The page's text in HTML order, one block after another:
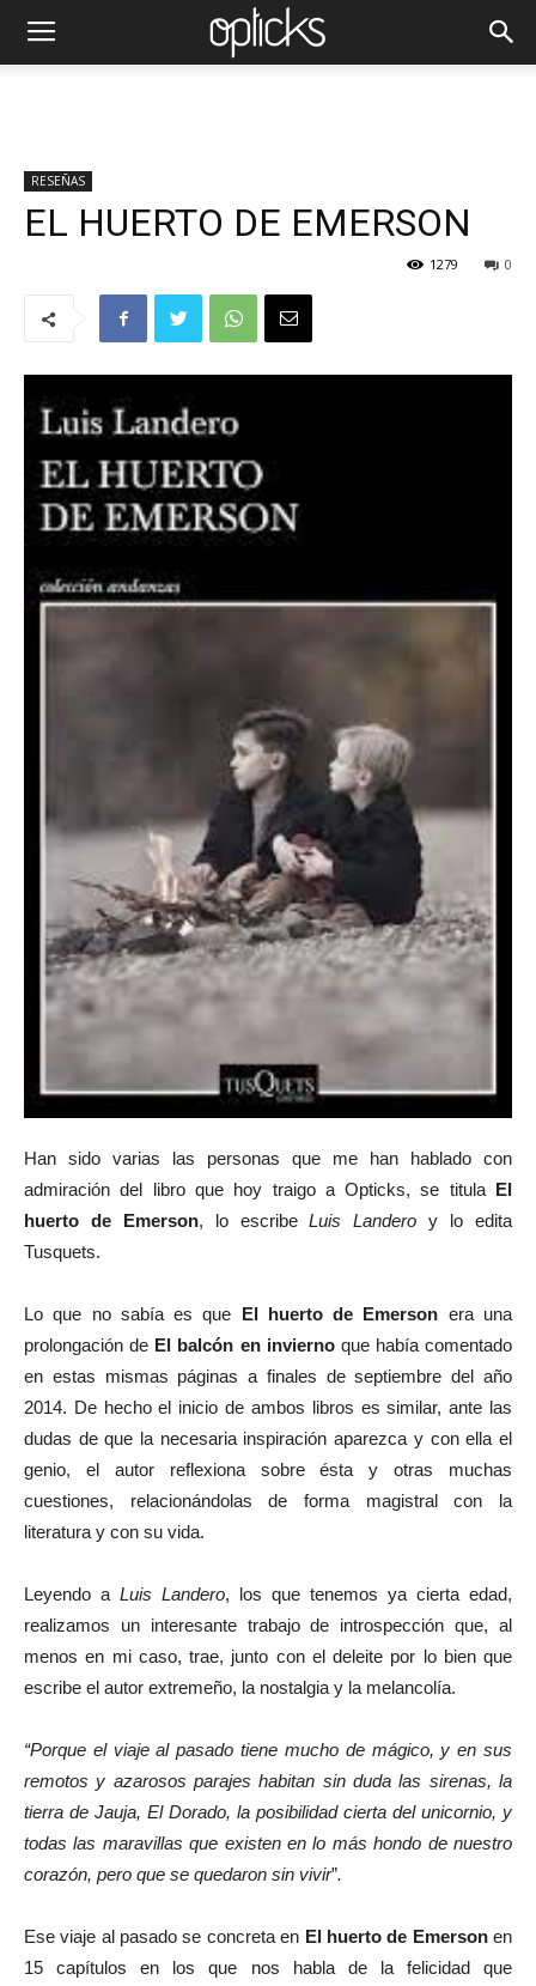
RESEÑAS
EL HUERTO DE EMERSON
0
1279
Han sido varias las personas que me han hablado con
admiración del libro que hoy traigo a Opticks, se titula El
huerto de Emerson, lo escribeLuis Landeroy lo edita
Tusquets.
Lo que no sabía es que El huerto de Emerson era una
prolongación de El balcón en invierno que había comentado
en estas mismas páginas a finales de septiembre del año
2014. De hecho el inicio de ambos libros es similar, ante las
dudas de que la necesaria inspiración aparezca y con ella el
genio, el autor reflexiona sobre ésta y otras muchas
cuestiones, relacionándolas de forma magistral con la
literatura y con su vida.
Leyendo a Luis Landero, los que tenemos ya cierta edad,
realizamos un interesante trabajo de introspección que, al
menos en mi caso, trae, junto con el deleite por lo bien que
escribe el autor extremeño, la nostalgia y la melancolía.
“Porque el viaje al pasado tiene mucho de mágico, y en sus
remotos y azarosos parajes habitan sin duda las sirenas, la
tierra de Jauja, El Dorado, la posibilidad cierta del unicornio, y
todas las maravillas que existen en lo más hondo de nuestro
corazón, pero que se quedaron sin vivir”.
Ese viaje al pasado se concreta en El huerto de Emersonen
15 capítulos en los que nos habla de la felicidad que